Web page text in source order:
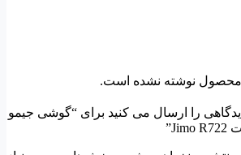
محصول نوشته نشده است.
را ارسال می کنید برای “گوشی جیمو